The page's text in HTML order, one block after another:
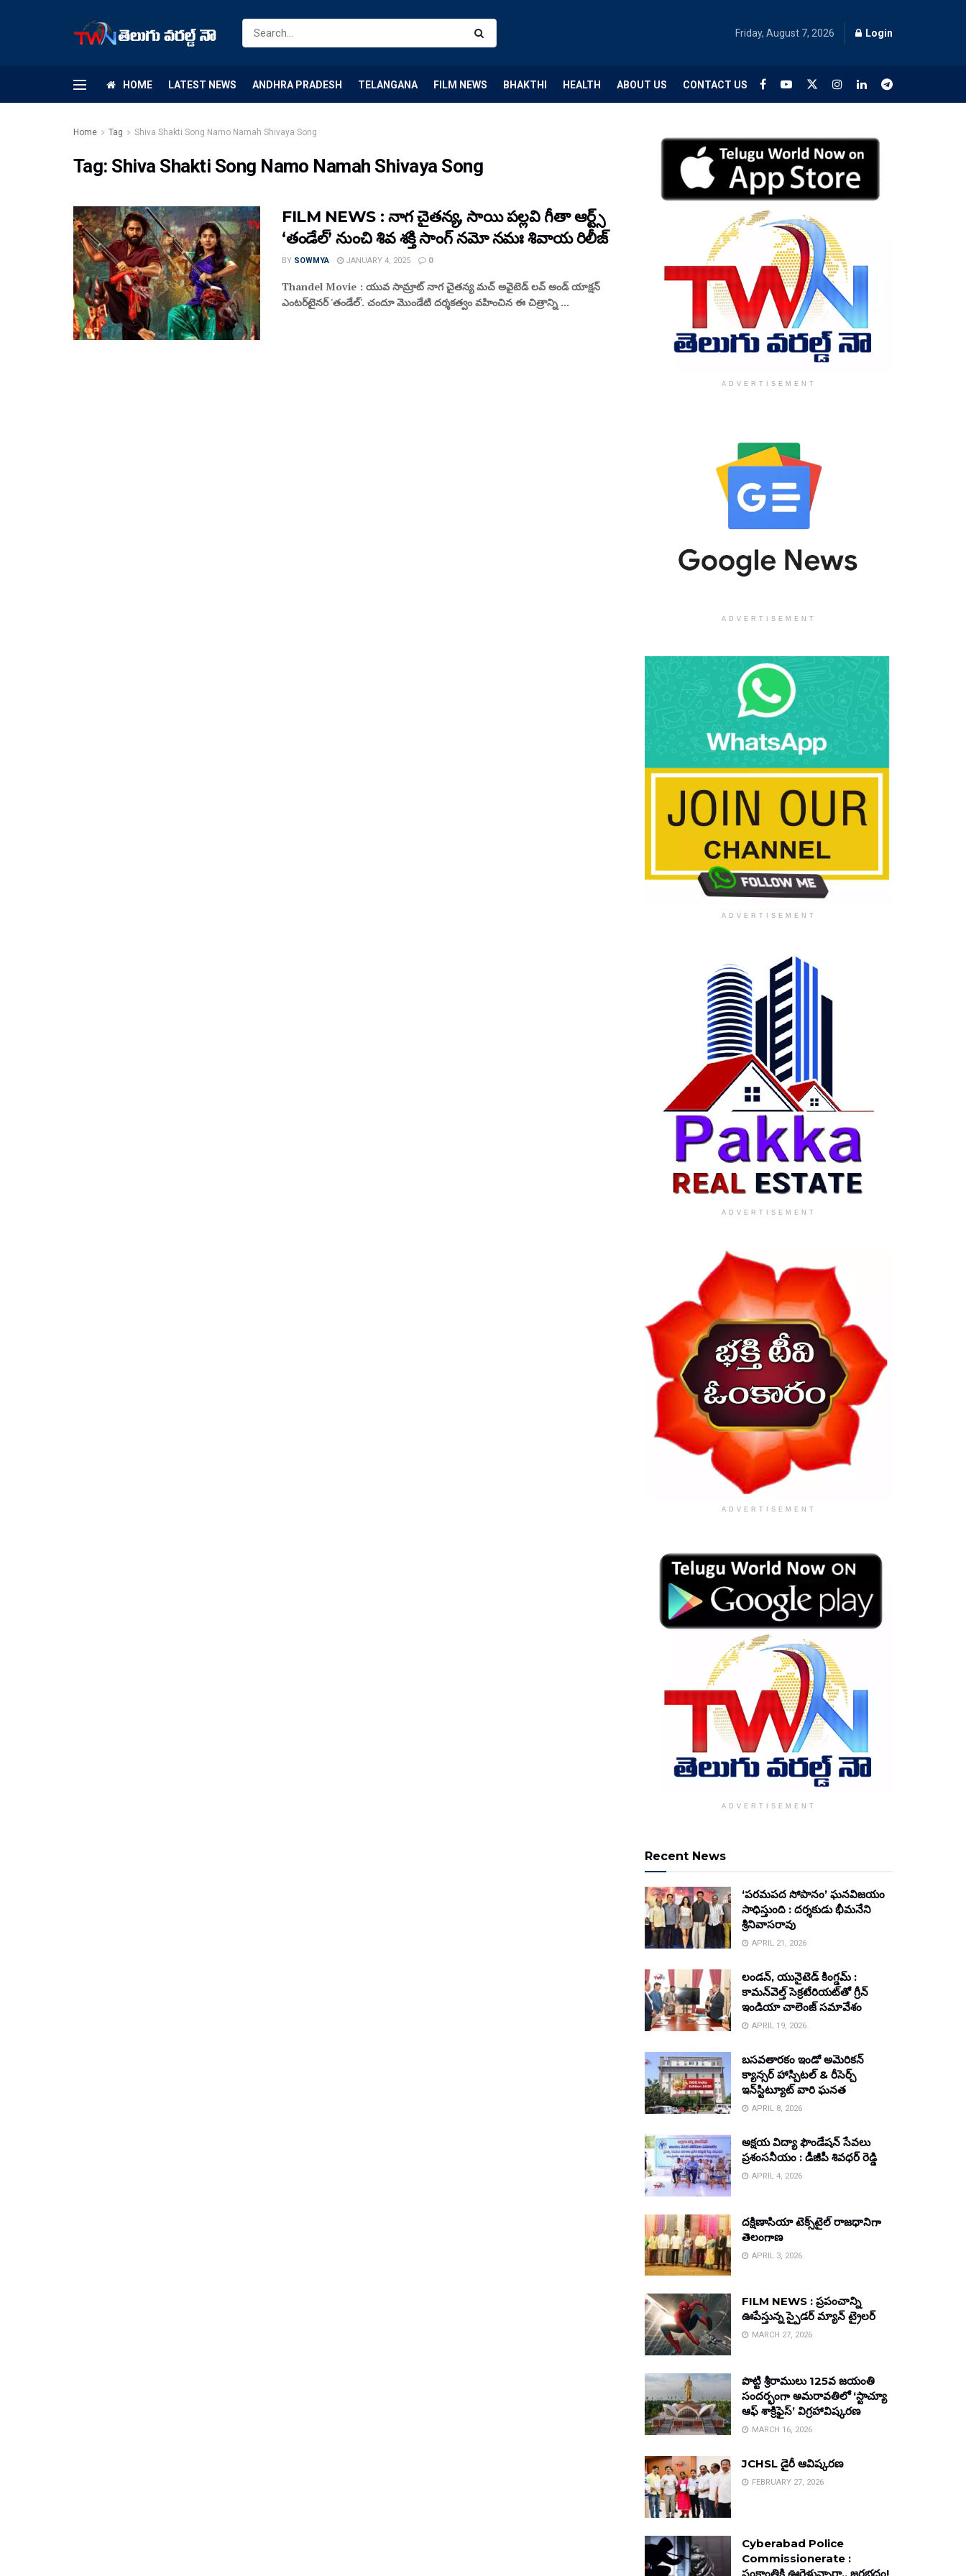
Friday, August 7, 2026 Login
HOME LATEST NEWS ANDHRA PRADESH TELANGANA FILM NEWS BHAKTHI HEALTH ABOUT US CONTACT US
Home Tag Shiva Shakti Song Namo Namah Shivaya Song
Tag: Shiva Shakti Song Namo Namah Shivaya Song
FILM NEWS : నాగ చైతన్య, సాయి పల్లవి గీతా ఆర్ట్స్
‘తండేల్’ నుంచి శివ శక్తి సాంగ్ నమో నమః శివాయ రిలీజ్
BY SOWMYA JANUARY 4, 2025 0
Thandel Movie : యువ సామ్రాట్ నాగ చైతన్య మచ్ అవైటెడ్ లవ్ అండ్ యాక్షన్
ఎంటర్‌టైనర్ 'తండేల్'. చందూ మొండేటి దర్శకత్వం వహించిన ఈ చిత్రాన్ని ...
ADVERTISEMENT
ADVERTISEMENT
ADVERTISEMENT
ADVERTISEMENT
ADVERTISEMENT
ADVERTISEMENT
Recent News
‘పరమపద సోపానం’ ఘనవిజయం
సాధిస్తుంది : దర్శకుడు భీమనేని
శ్రీనివాసరావు
APRIL 21, 2026
లండన్, యునైటెడ్ కింగ్డమ్ :
కామన్‌వెల్త్ సెక్రటేరియట్‌తో గ్రీన్
ఇండియా చాలెంజ్ సమావేశం
APRIL 19, 2026
బసవతారకం ఇండో అమెరికన్
క్యాన్సర్ హాస్పిటల్ & రీసెర్చ్
ఇన్‌స్టిట్యూట్ వారి ఘనత
APRIL 8, 2026
అక్షయ విద్యా ఫౌండేషన్ సేవలు
ప్రశంసనీయం : డీజీపీ శివధర్ రెడ్డి
APRIL 4, 2026
దక్షిణాసియా టెక్స్‌టైల్ రాజధానిగా
తెలంగాణ
APRIL 3, 2026
FILM NEWS : ప్రపంచాన్ని
ఊపేస్తున్న స్పైడర్ మ్యాన్ ట్రైలర్
MARCH 27, 2026
పొట్టి శ్రీరాములు 125వ జయంతి
సందర్భంగా అమరావతిలో ‘స్టాచ్యూ
ఆఫ్ శాక్రిఫైస్’ విగ్రహావిష్కరణ
MARCH 16, 2026
JCHSL డైరీ ఆవిష్కరణ
FEBRUARY 27, 2026
Cyberabad Police
Commissionerate :